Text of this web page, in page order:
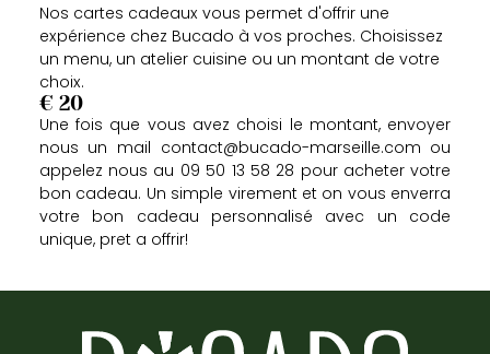
Nos cartes cadeaux vous permet d'offrir une
expérience chez Bucado à vos proches. Choisissez
un menu, un atelier cuisine ou un montant de votre
choix.
€ 20
Une fois que vous avez choisi le montant, envoyer
nous un mail contact@bucado-marseille.com ou
appelez nous au 09 50 13 58 28 pour acheter votre
bon cadeau. Un simple virement et on vous enverra
votre bon cadeau personnalisé avec un code
unique, pret a offrir!